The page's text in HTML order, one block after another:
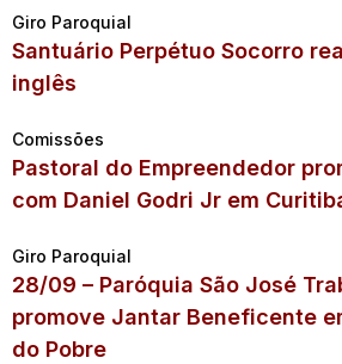
Giro Paroquial
Santuário Perpétuo Socorro
inglês
Comissões
Pastoral do Empreendedor
com Daniel Godri Jr em
Giro Paroquial
28/09 – Paróquia São José
promove Jantar Beneficente
do Pobre